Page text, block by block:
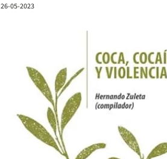
26-05-2023